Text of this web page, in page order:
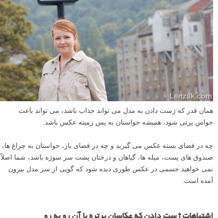
همان قدر که ژست دادن به مدل می تواند جذاب باشد، می تواند باعث
حواس پرتی شود، همیشه حواستان به پس زمینه عکس باشد.
چه در فضای بسته عکس می گیرید و چه در فضای باز، حواستان به چراغ ها،
صندوق های پست، میله ها، گیاهان و درختان پشت سر سوژه باشد، شما اصلاً
نمی خواهید جسمی در عکس طوری دیده شود که گویی از سر مدل بیرون
آمده است.